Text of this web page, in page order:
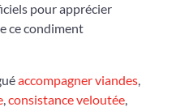
pour apprécier
ce condiment
accompagner viandes,
,consistance veloutée,